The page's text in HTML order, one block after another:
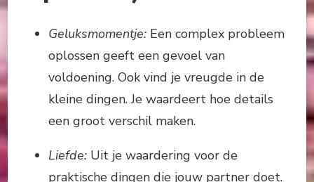
Geluksmomentje: Een complex probleem
oplossen geeft een gevoel van
voldoening. Ook vind je vreugde in de
kleine dingen. Je waardeert hoe details
een groot verschil maken.
Liefde: Uit je waardering voor de
praktische dingen die jouw partner doet.